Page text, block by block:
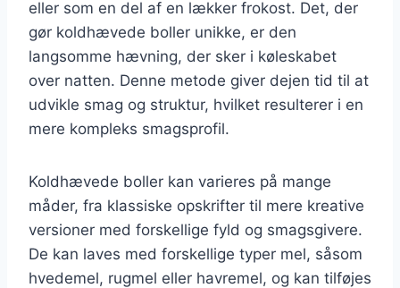
eller som en del af en lækker frokost. Det, der
gør koldhævede boller unikke, er den
langsomme hævning, der sker i køleskabet
over natten. Denne metode giver dejen tid til at
udvikle smag og struktur, hvilket resulterer i en
mere kompleks smagsprofil.
Koldhævede boller kan varieres på mange
måder, fra klassiske opskrifter til mere kreative
versioner med forskellige fyld og smagsgivere.
De kan laves med forskellige typer mel, såsom
hvedemel, rugmel eller havremel, og kan tilføjes